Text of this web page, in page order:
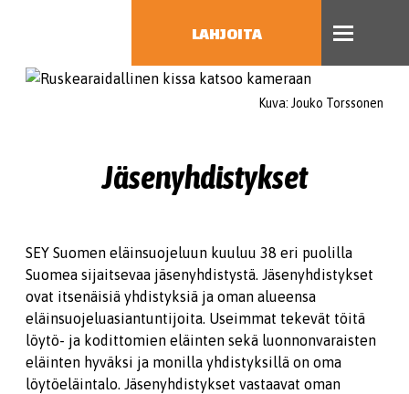
LAHJOITA
HAE
Kuva: Jouko Torssonen
Jäsenyhdistykset
SEY Suomen eläinsuojeluun kuuluu 38 eri puolilla
Suomea sijaitsevaa jäsenyhdistystä. Jäsenyhdistykset
ovat itsenäisiä yhdistyksiä ja oman alueensa
eläinsuojeluasiantuntijoita. Useimmat tekevät töitä
löytö- ja kodittomien eläinten sekä luonnonvaraisten
eläinten hyväksi ja monilla yhdistyksillä on oma
löytöeläintalo. Jäsenyhdistykset vastaavat oman